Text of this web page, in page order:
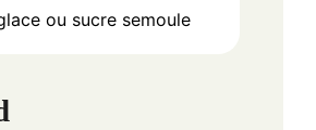
ou sucre semoule